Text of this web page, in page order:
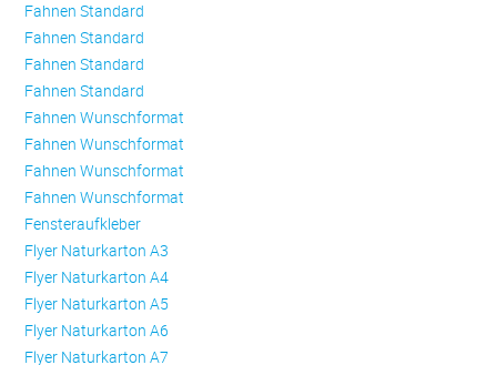
Fahnen Standard
Fahnen Standard
Fahnen Standard
Fahnen Standard
Fahnen Wunschformat
Fahnen Wunschformat
Fahnen Wunschformat
Fahnen Wunschformat
Fensteraufkleber
Flyer Naturkarton A3
Flyer Naturkarton A4
Flyer Naturkarton A5
Flyer Naturkarton A6
Flyer Naturkarton A7